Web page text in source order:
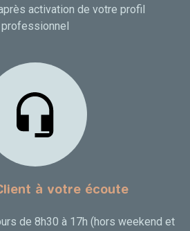
activation de votre profil
professionnel
à votre écoute
de 8h30 à 17h (hors weekend et